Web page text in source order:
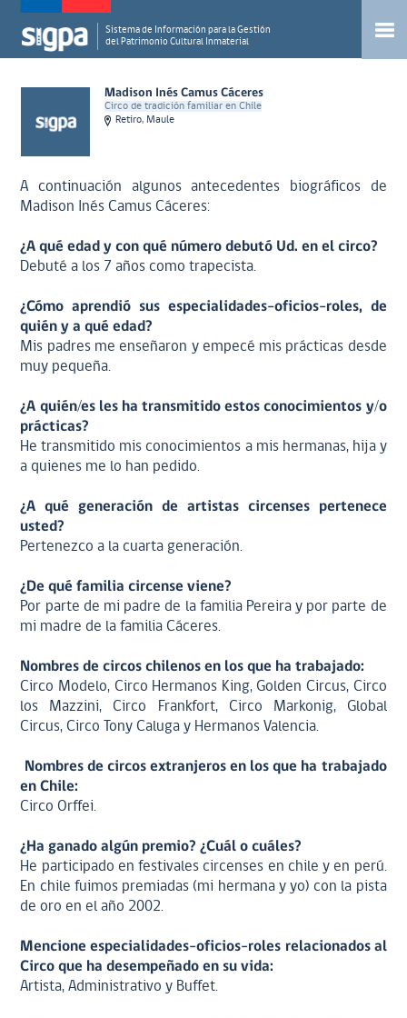
Sistema de Información para la Gestión
del Patrimonio Cultural Inmaterial
Madison Inés Camus Cáceres
Circo de tradición familiar en Chile
Retiro, Maule
A continuación algunos antecedentes biográficos de
Madison Inés Camus Cáceres:
¿A qué edad y con qué número debutó Ud. en el circo?
Debuté a los 7 años como trapecista.
¿Cómo aprendió sus especialidades-oficios-roles, de
quién y a qué edad?
Mis padres me enseñaron y empecé mis prácticas desde
muy pequeña.
¿A quién/es les ha transmitido estos conocimientos y/o
prácticas?
He transmitido mis conocimientos a mis hermanas, hija y
a quienes me lo han pedido.
¿A qué generación de artistas circenses pertenece
usted?
Pertenezco a la cuarta generación.
¿De qué familia circense viene?
Por parte de mi padre de la familia Pereira y por parte de
mi madre de la familia Cáceres.
Nombres de circos chilenos en los que ha trabajado:
Circo Modelo, Circo Hermanos King, Golden Circus, Circo
los Mazzini, Circo Frankfort, Circo Markonig, Global
Circus, Circo Tony Caluga y Hermanos Valencia.
Nombres de circos extranjeros en los que ha trabajado
en Chile:
Circo Orffei.
¿Ha ganado algún premio? ¿Cuál o cuáles?
He participado en festivales circenses en chile y en perú.
En chile fuimos premiadas (mi hermana y yo) con la pista
de oro en el año 2002.
Mencione especialidades-oficios-roles relacionados al
Circo que ha desempeñado en su vida:
Artista, Administrativo y Buffet.